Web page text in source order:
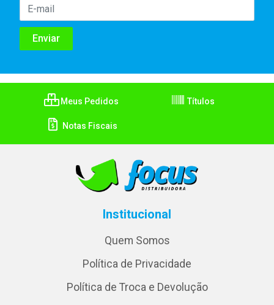
Meus Pedidos Títulos
Notas Fiscais
Institucional
Quem Somos
Política de Privacidade
Política de Troca e Devolução